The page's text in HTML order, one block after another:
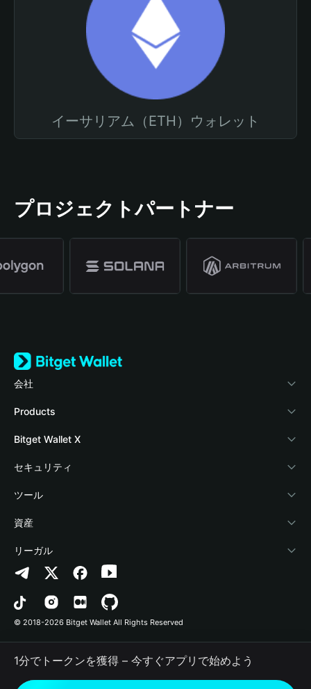
イーサリアム（ETH）ウォレット
プロジェクトパートナー
会社
Bitget Walletについて
ブログ
アカデミー
暗号資産ニュース
Help Center
お問い合わせ
ブランドリソース
キャリア
Products
Crypto Card
Stablecoin Earn
Payfi Crypto
Crypto Swap API
Altcoin Season Index
Prediction Markets
DApp
RWA
Bitget Wallet X
デベロッパー
ウォレットを接続
Bitget Wallet Pay
プロジェクトを掲載
セキュリティ
保護基金
セキュリティ技術
ツール
暗号資産を購入
認証検出
コントラクト検出
一括送金
資産
Arbitrum
Avalanche
Bitcoin
Polygon
リーガル
プライバシーポリシー
利用規約
© 2018-2026 Bitget Wallet All Rights Reserved
1分でトークンを獲得 – 今すぐアプリで始めよう